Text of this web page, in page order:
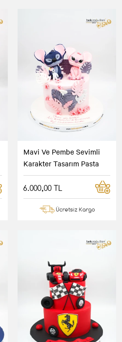
Mavi Ve Pembe Sevimli
Karakter Tasarım Pasta
6.000,00 TL
Ücretsiz Kargo